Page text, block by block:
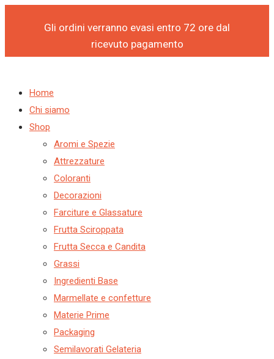
Gli ordini verranno evasi entro 72 ore dal
ricevuto pagamento
Vai
Home
Chi siamo
Shop
Aromi e Spezie
Attrezzature
Coloranti
Decorazioni
Farciture e Glassature
Frutta Sciroppata
Frutta Secca e Candita
Grassi
Ingredienti Base
Marmellate e confetture
Materie Prime
Packaging
Semilavorati Gelateria
Products
Products
NUMERINI
CORSIVO
6
BASI
quantità